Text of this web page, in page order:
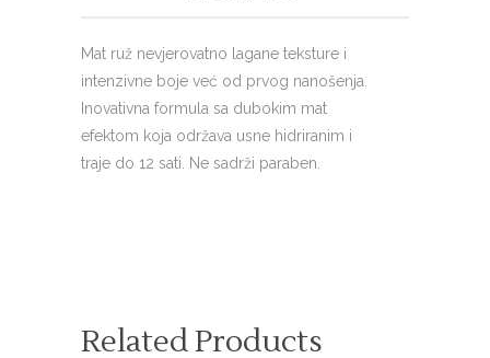
Mat ruž nevjerovatno lagane teksture i
intenzivne boje već od prvog nanošenja.
Inovativna formula sa dubokim mat
efektom koja održava usne hidriranim i
traje do 12 sati. Ne sadrži paraben.
Related Products